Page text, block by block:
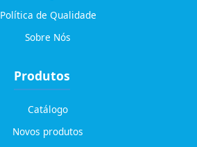
Política de Qualidade
Sobre Nós
Produtos
Catálogo
Novos produtos